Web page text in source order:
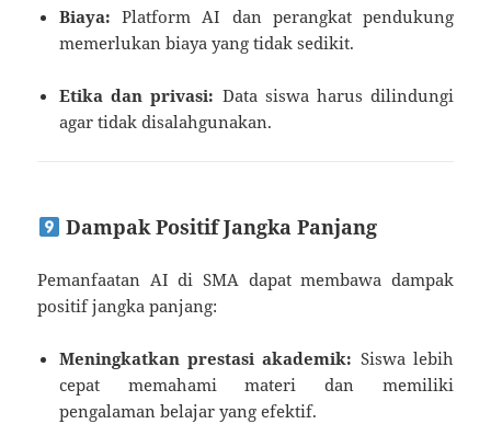
Biaya: Platform AI dan perangkat pendukung
memerlukan biaya yang tidak sedikit.
Etika dan privasi: Data siswa harus dilindungi
agar tidak disalahgunakan.
Dampak Positif Jangka Panjang
Pemanfaatan AI di SMA dapat membawa dampak
positif jangka panjang:
Meningkatkan prestasi akademik: Siswa lebih
cepat memahami materi dan memiliki
pengalaman belajar yang efektif.